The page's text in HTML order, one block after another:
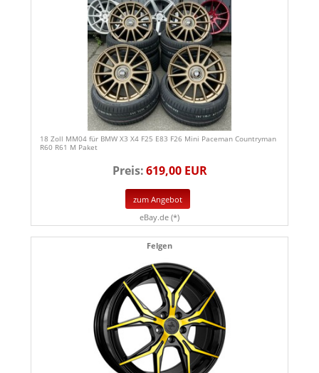
18 Zoll MM04 für BMW X3 X4 F25 E83 F26 Mini Paceman Countryman
R60 R61 M Paket
Preis:619,00 EUR
zum Angebot
eBay.de (*)
Felgen